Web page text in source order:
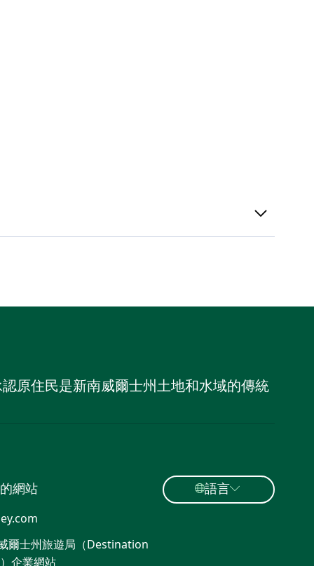
原住民是新南威爾士州土地和水域的傳統
網站
爾士州旅遊局（Destination
企業網站​
語言